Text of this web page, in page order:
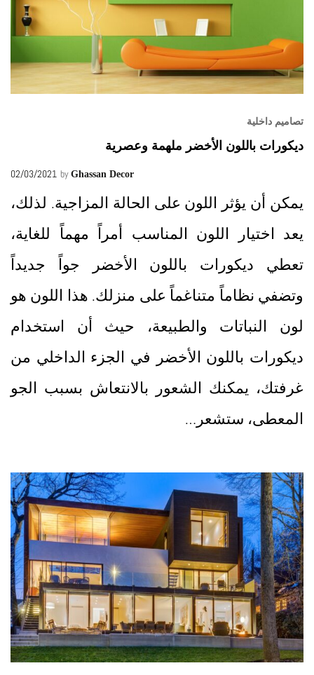
تصاميم داخلية
ديكورات باللون الأخضر ملهمة وعصرية
02/03/2021 by Ghassan Decor
يمكن أن يؤثر اللون على الحالة المزاجية. لذلك،
يعد اختيار اللون المناسب أمراً مهماً للغاية،
تعطي ديكورات باللون الأخضر جواً جديداً
وتضفي نظاماً متناغماً على منزلك. هذا اللون هو
لون النباتات والطبيعة، حيث أن استخدام
ديكورات باللون الأخضر في الجزء الداخلي من
غرفتك، يمكنك الشعور بالانتعاش بسبب الجو
المعطى، ستشعر…